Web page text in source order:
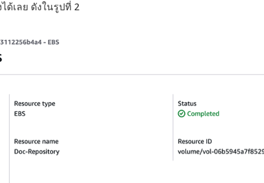
ด้เลย ดังในรูปที่ 2